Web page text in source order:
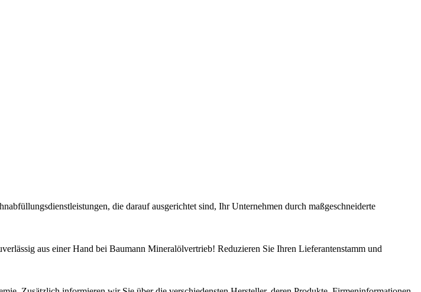
die darauf ausgerichtet sind, Ihr Unternehmen durch maßgeschneiderte
aus einer Hand bei Baumann Mineralölvertrieb! Reduzieren Sie Ihren Lieferantenstamm und